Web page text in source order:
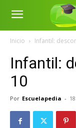
Inicio Infantil:
Infantil:
10
Por Escuelapedia -